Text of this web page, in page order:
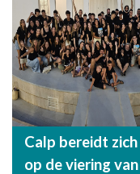
Calp bereidt
op de viering